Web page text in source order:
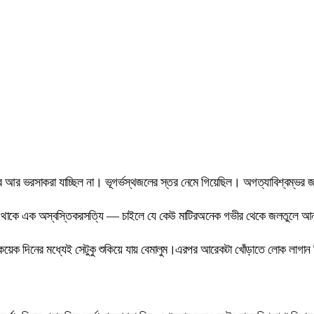
ভরসাকরা যাচ্ছিল না। ভূগর্ভস্থজলের স্তর নেমে গিয়েছিল।
এক অস্বস্তিকরসত্যি — চাইলে যে কেউ মাটিরঅনেক গভীর থেকে জলতুলে
দিনের মধ্যেই সেটুকু শুকিয়ে যায় বেমালুম।এরপর আরেকটা খোঁড়াতে লোক